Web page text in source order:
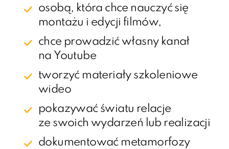
osobą, która chce nauczyć się
montażu i edycji filmów,
chce prowadzić własny kanał
na Youtube
tworzyć materiały szkoleniowe
wideo
pokazywać światu relacje
ze swoich wydarzeń lub realizacji
dokumentować metamorfozy